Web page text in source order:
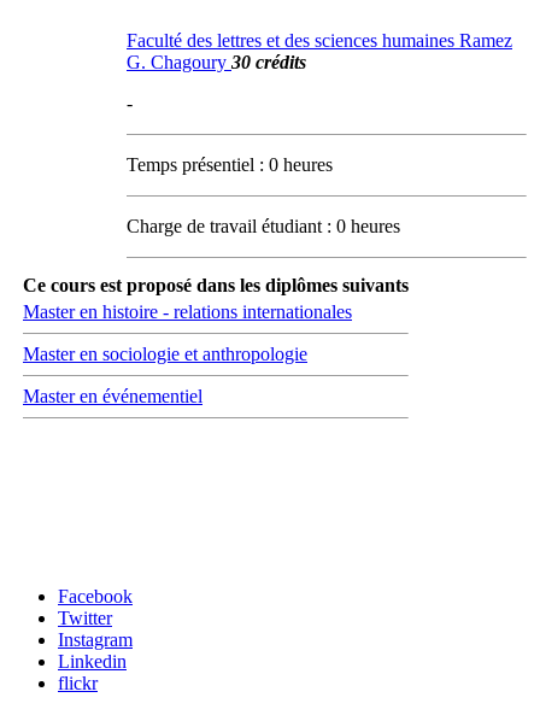
Faculté des lettres et des sciences humaines Ramez
G. Chagoury 30 crédits
-
Temps présentiel : 0 heures
Charge de travail étudiant : 0 heures
Ce cours est proposé dans les diplômes suivants
Master en histoire - relations internationales
Master en sociologie et anthropologie
Master en événementiel
Facebook
Twitter
Instagram
Linkedin
flickr